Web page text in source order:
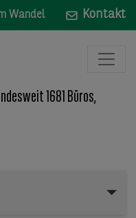
Wandel Kontakt
1681 Büros,